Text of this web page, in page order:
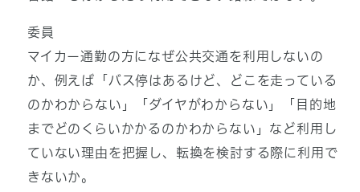
委員
マイカー通勤の方になぜ公共交通を利用しないの
か、例えば「バス停はあるけど、どこを走っている
のかわからない」「ダイヤがわからない」「目的地
までどのくらいかかるのかわからない」など利用し
ていない理由を把握し、転換を検討する際に利用で
きないか。